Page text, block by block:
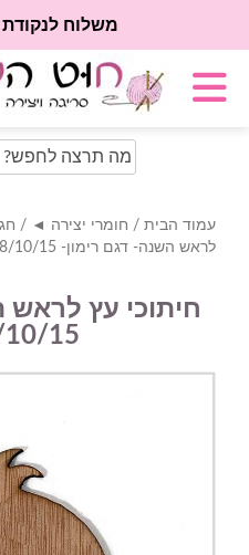
משלוח לנקודת
Search
for:
עמוד הבית / חומרי יצירה ◄ /
לראש השנה- דגם רימון- 8/10/15 ס"מ
חיתוכי עץ לראש
8/10/15